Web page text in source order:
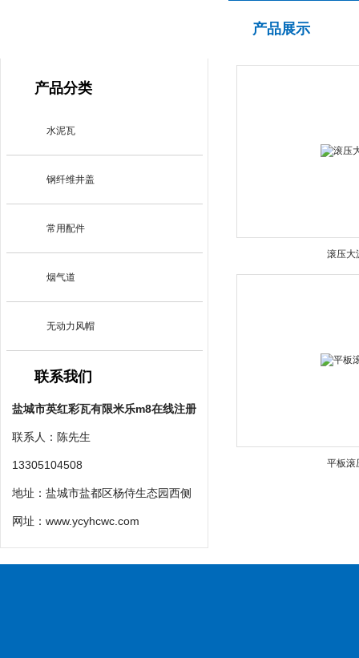
产品分类
水泥瓦
钢纤维井盖
常用配件
烟气道
无动力风帽
联系我们
盐城市英红彩瓦有限米乐m8在线注册
联系人：陈先生
13305104508
地址：盐城市盐都区杨侍生态园西侧
网址： www.ycyhcwc.com
产品展示
滚压大
平板滚